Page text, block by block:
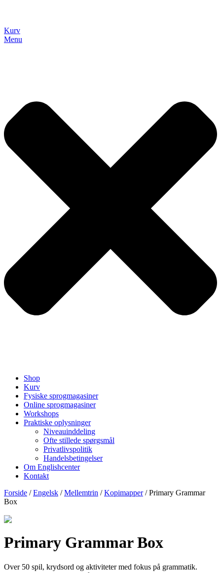
Kurv
Menu
Shop
Kurv
Fysiske sprogmagasiner
Online sprogmagasiner
Workshops
Praktiske oplysninger
Niveauinddeling
Ofte stillede spørgsmål
Privatlivspolitik
Handelsbetingelser
Om Englishcenter
Kontakt
Forside /Engelsk /Mellemtrin /Kopimapper/ Primary Grammar
Box
Primary Grammar Box
Over 50 spil, krydsord og aktiviteter med fokus på grammatik.